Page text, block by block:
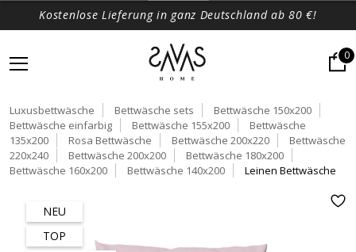
Kostenlose Lieferung in ganz Deutschland ab 80 €!
0
Luxusbettwäsche Bettwäsche sets
Bettwäsche 150x200
Bettwäsche einfarbig
Bettwäsche 155x200
Bettwäsche
135x200
Rosa Bettwäsche Bettwäsche 200x220
Bettwäsche
220x240
Bettwäsche 200x200
Bettwäsche 180x200
Bettwäsche 160x200
Bettwäsche 140x200 Leinen Bettwäsche
NEU
TOP